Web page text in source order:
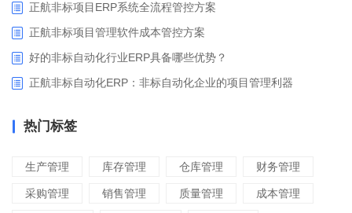
正航非标项目ERP系统全流程管控方案
正航非标项目管理软件成本管控方案
好的非标自动化行业ERP具备哪些优势？
正航非标自动化ERP：非标自动化企业的项目管理利器
热门标签
生产管理 库存管理 仓库管理 财务管理
采购管理 销售管理 质量管理 成本管理